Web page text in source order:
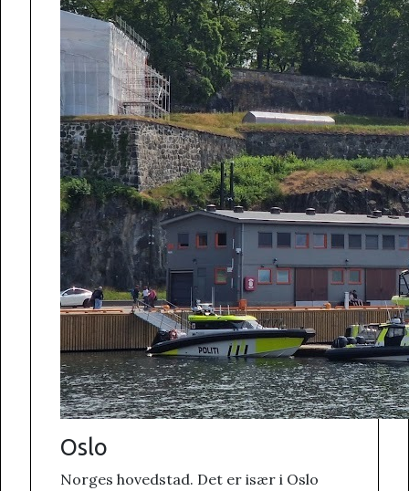
Oslo
Norges hovedstad. Det er især i Oslo